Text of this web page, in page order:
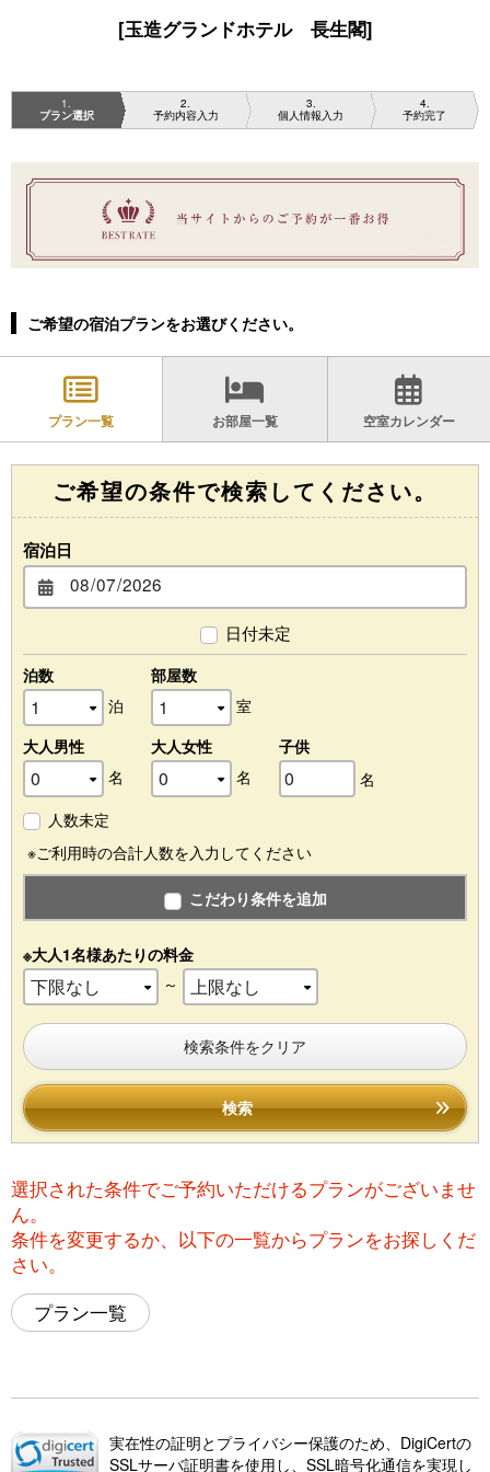
[玉造グランドホテル 長生閣]
1
プラン選択
2
予約内容入力
3
個人情報入力
4
予約完了
ご希望の宿泊プランをお選びください。
プラン一覧 お部屋一覧 空室カレンダー
ご希望の条件で検索してください。
宿泊日
日付未定
泊数
泊
部屋数
室
大人男性
名
大人女性
名
子供
名
人数未定
※ご利用時の合計人数を入力してください
こだわり条件を追加
※大人1名様あたりの料金
～
検索条件をクリア
検索
選択された条件でご予約いただけるプランがございませ
ん。
条件を変更するか、以下の一覧からプランをお探しくだ
さい。
プラン一覧
実在性の証明とプライバシー保護のため、DigiCertの
SSLサーバ証明書を使用し、SSL暗号化通信を実現し